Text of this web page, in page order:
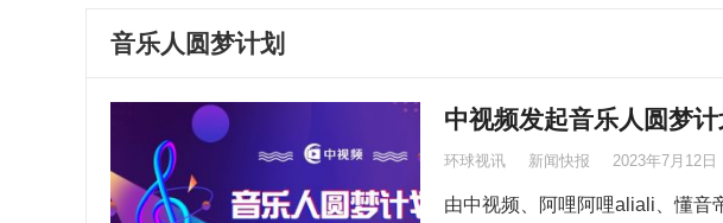
音乐人圆梦计划
中视频发起音乐人圆梦
环球视讯 新闻快报 2023年7月12日
由中视频、阿哩阿哩aliali、懂音